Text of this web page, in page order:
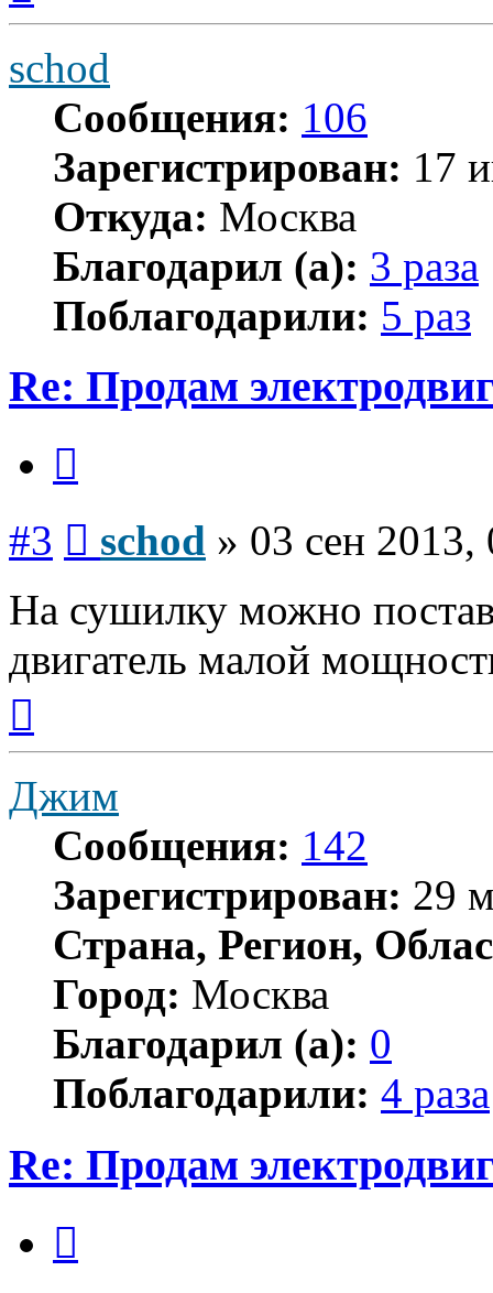
schod
Сообщения: 106
Зарегистрирован: 17
Откуда: Москва
Благодарил (а): 3 раза
Поблагодарили: 5 раз
Re: Продам
#3 schod » 03 сен 2013,
На сушилку можно
двигатель малой
началу
Джим
Сообщения: 142
Зарегистрирован: 29
Страна, Регион,
Город: Москва
Благодарил (а): 0
Поблагодарили: 4 раза
Re: Продам